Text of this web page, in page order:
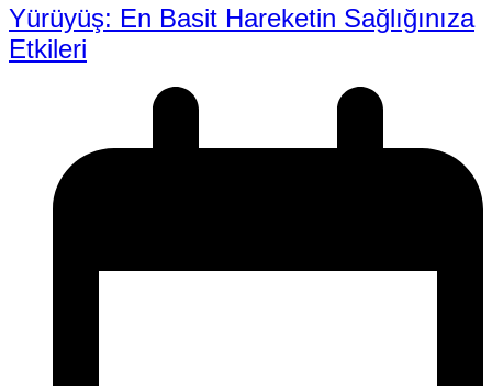
Yürüyüş: En Basit Hareketin Sağlığınıza
Etkileri